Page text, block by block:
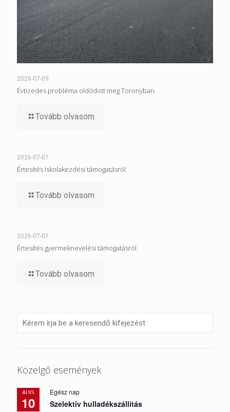
2026-07-09
Évtizedes probléma oldódott meg Toronyban
Tovább olvasom
2026-07-07
Értesítés Iskolakezdési támogatásról
Tovább olvasom
2026-07-07
Értesítés gyermeknevelési támogatásról
Tovább olvasom
Közelgő események
AUG
10
Egész nap
Szelektív hulladékszállítás